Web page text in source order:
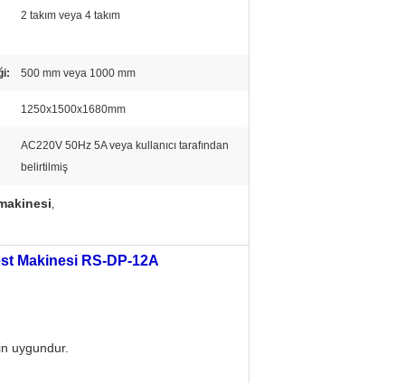
2 takım veya 4 takım
500 mm veya 1000 mm
1250x1500x1680mm
AC220V 50Hz 5A veya kullanıcı tarafından
belirtilmiş
,
Makinesi RS-DP-12A
uygundur.